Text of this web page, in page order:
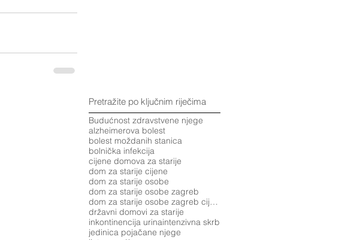
Pretražite po ključnim riječima
Budućnost zdravstvene njege
alzheimerova bolest
bolest moždanih stanica
bolnička infekcija
cijene domova za starije
dom za starije cijene
dom za starije osobe
dom za starije osobe zagreb
dom za starije osobe zagreb cijene
državni domovi za starije
inkontinencija urinaintenzivna skrb
jedinica pojačane njege